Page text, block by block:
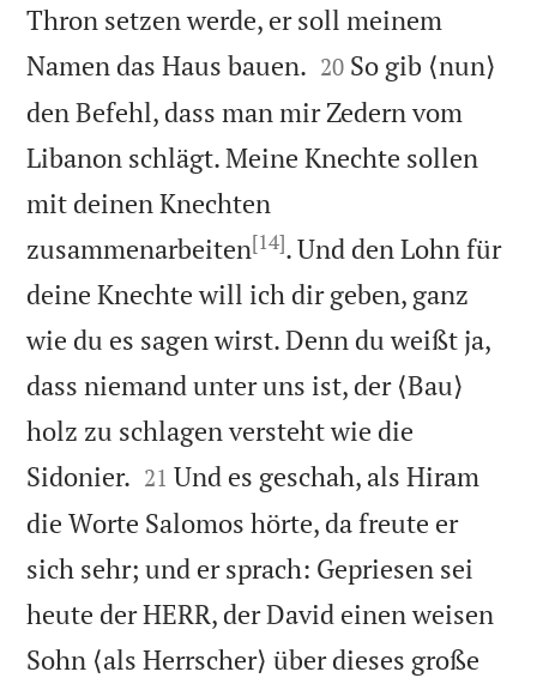
Thron setzen werde, er soll meinem
Namen das Haus bauen. 

20 So gib ⟨nun⟩
den Befehl, dass man mir Zedern vom
Libanon schlägt. Meine Knechte sollen
mit deinen Knechten
zusammenarbeiten[14]. Und den Lohn für
deine Knechte will ich dir geben, ganz
wie du es sagen wirst. Denn du weißt ja,
dass niemand unter uns ist, der ⟨Bau⟩
holz zu schlagen versteht wie die
Sidonier. 

21 Und es geschah, als Hiram
die Worte Salomos hörte, da freute er
sich sehr; und er sprach: Gepriesen sei
heute der HERR, der David einen weisen
Sohn ⟨als Herrscher⟩ über dieses große